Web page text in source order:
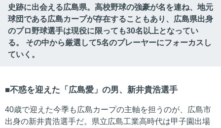
史跡に出会える広島県。高校野球の強豪が名を連ね、地元
球団である広島カープが存在することもあり、広島県出身
のプロ野球選手は現役に限っても30名以上となってい
る。 その中から厳選して5名のプレーヤーにフォーカスし
ていく。
不惑を迎えた「広島愛」の男、新井貴浩選手
40歳で迎えた今季も広島カープの主軸を担うのが、広島市
出身の新井貴浩選手だ。県立広島工業高時代は甲子園出場